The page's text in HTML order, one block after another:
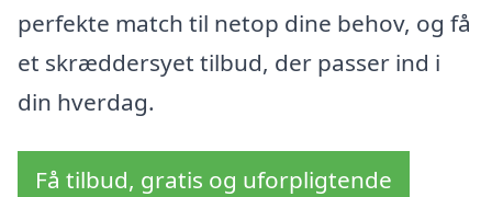
perfekte match til netop dine behov, og få
et skræddersyet tilbud, der passer ind i
din hverdag.
Få tilbud, gratis og uforpligtende